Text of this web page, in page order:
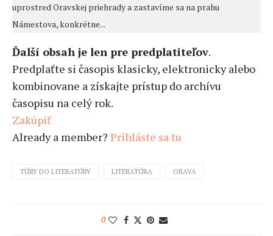
uprostred Oravskej priehrady a zastavíme sa na prahu
Námestova, konkrétne...
Ďalší obsah je len pre predplatiteľov.
Predplaťte si časopis klasicky, elektronicky alebo
kombinovane a získajte prístup do archívu
časopisu na celý rok.
Zakúpiť
Already a member? Prihláste sa tu
TÚRY DO LITERATÚRY LITERATÚRA ORAVA
0